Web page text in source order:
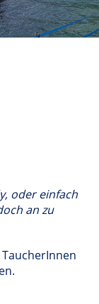
oder einfach
an zu